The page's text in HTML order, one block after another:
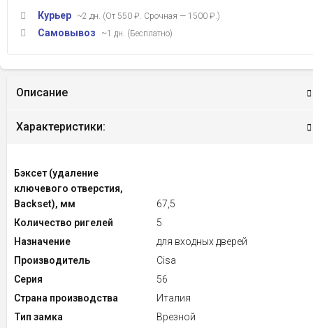
Курьер ~2 дн. (От 550 ₽. Срочная — 1500 ₽.)
Самовывоз ~1 дн. (Бесплатно)
Описание
Характеристики:
Бэксет (удаление
ключевого отверстия,
Backset), мм
67,5
Количество ригелей
5
Назначение
для входных дверей
Производитель
Cisa
Серия
56
Страна производства
Италия
Тип замка
Врезной